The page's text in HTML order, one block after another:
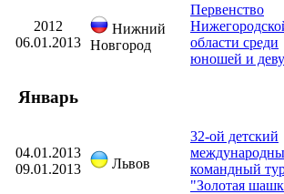
2012
06.01.2013
Нижний
Новгород
Первенство
области среди
юношей и
Январь
04.01.2013
09.01.2013
Львов
32-ой детский
командный
"Золотая